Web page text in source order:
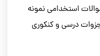
استخدامی نمونه
درسی و کنکوری